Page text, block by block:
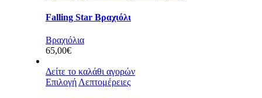
Falling Star Βραχιόλι
Βραχιόλια
65,00€
Δείτε το καλάθι αγορών
Επιλογή Λεπτομέρειες